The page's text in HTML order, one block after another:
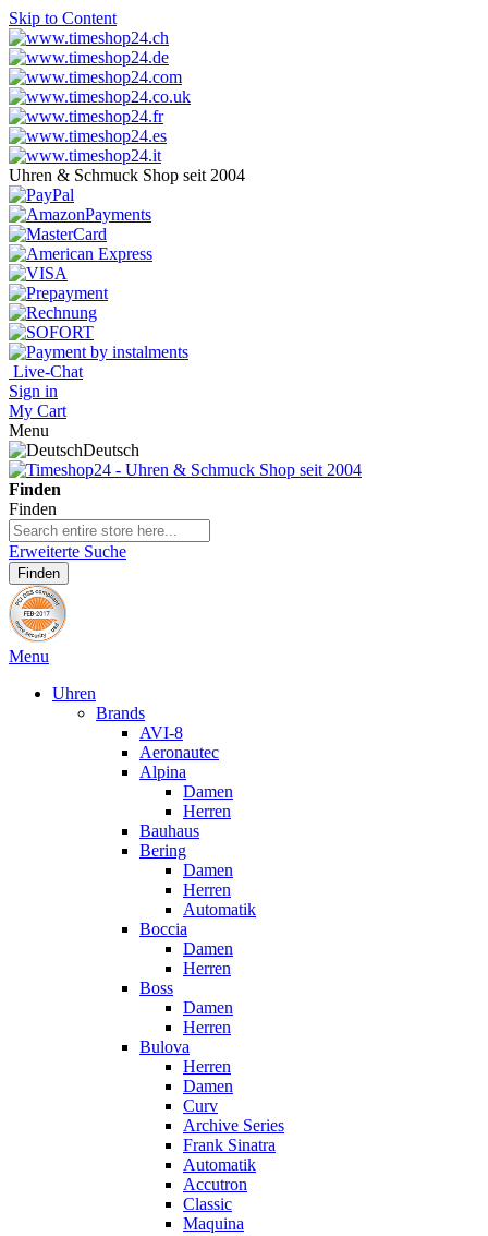
Skip to Content
Uhren & Schmuck Shop seit 2004
Live-Chat
Sign in
My Cart
Menu
Deutsch
Finden
Finden
Erweiterte Suche
Finden
Menu
Uhren
Brands
AVI-8
Aeronautec
Alpina
Damen
Herren
Bauhaus
Bering
Damen
Herren
Automatik
Boccia
Damen
Herren
Boss
Damen
Herren
Bulova
Herren
Damen
Curv
Archive Series
Frank Sinatra
Automatik
Accutron
Classic
Maquina